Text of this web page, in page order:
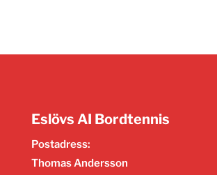
Eslövs AI Bordtennis
Postadress:
Thomas Andersson